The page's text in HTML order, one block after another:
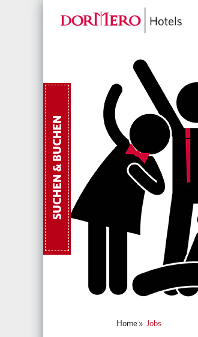
SUCHEN & BUCHEN
Home » Jobs